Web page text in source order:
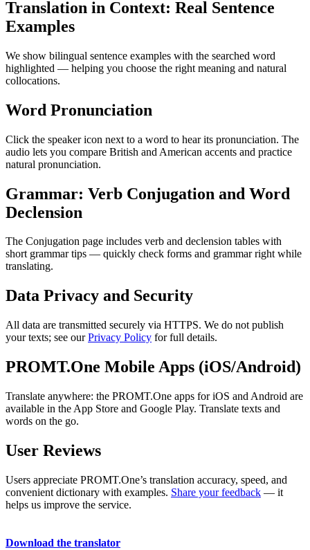
Translation in Context: Real Sentence
Examples
We show bilingual sentence examples with the searched word
highlighted — helping you choose the right meaning and natural
collocations.
Word Pronunciation
Click the speaker icon next to a word to hear its pronunciation. The
audio lets you compare British and American accents and practice
natural pronunciation.
Grammar: Verb Conjugation and Word
Declension
The Conjugation page includes verb and declension tables with
short grammar tips — quickly check forms and grammar right while
translating.
Data Privacy and Security
All data are transmitted securely via HTTPS. We do not publish
your texts; see ourPrivacy Policy for full details.
PROMT.One Mobile Apps (iOS/Android)
Translate anywhere: the PROMT.One apps for iOS and Android are
available in the App Store and Google Play. Translate texts and
words on the go.
User Reviews
Users appreciate PROMT.One’s translation accuracy, speed, and
convenient dictionary with examples. Share your feedback — it
helps us improve the service.
Download the translator